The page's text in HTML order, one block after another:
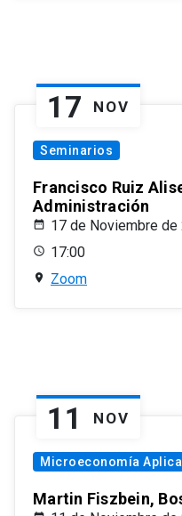
17 NOV
Seminarios
Francisco Ruiz
Administración
17 de Noviembre de
17:00
Zoom
11 NOV
Microeconomía
Martin Fiszbein,